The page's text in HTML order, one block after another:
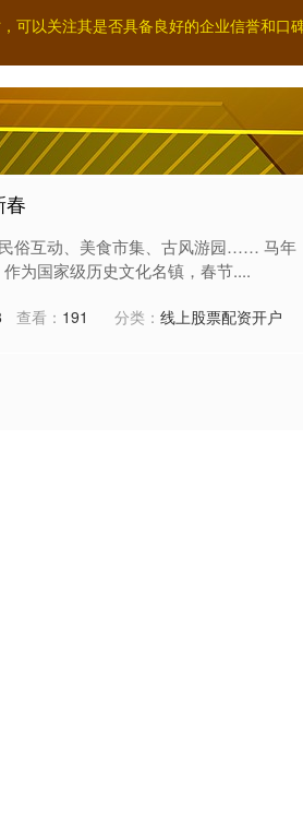
以关注其是否具备良好的企业信誉和口
春
俗互动、美食市集、古风游园…… 马年
为国家级历史文化名镇，春节....
查看： 191 分类： 线上股票配资开户